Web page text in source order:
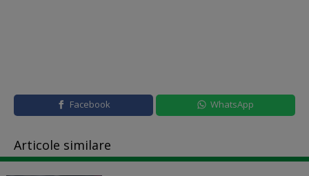
Facebook WhatsApp
Articole similare